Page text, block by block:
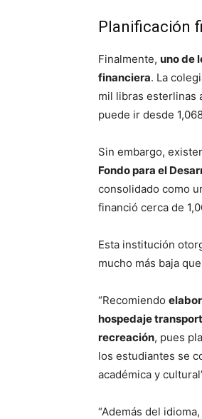
Planificación
Finalmente, uno de
financiera. La
mil libras esterlinas
puede ir desde
Sin embargo,
Fondo para el
consolidado como
financió cerca de
Esta institución
mucho más baja
“Recomiendo
hospedaje
recreación, pues
los estudiantes se
académica y
“Además del